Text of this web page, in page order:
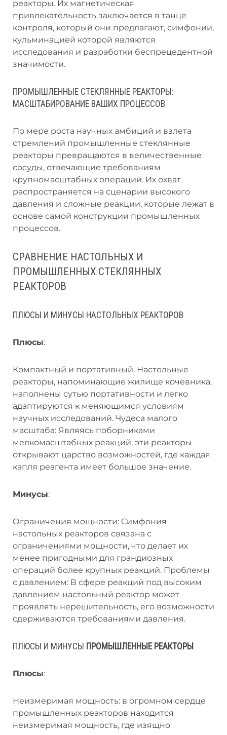
реакторы. Их магнетическая
привлекательность заключается в танце
контроля, который они предлагают, симфонии,
кульминацией которой являются
исследования и разработки беспрецедентной
значимости.
ПРОМЫШЛЕННЫЕ СТЕКЛЯННЫЕ РЕАКТОРЫ:
МАСШТАБИРОВАНИЕ ВАШИХ ПРОЦЕССОВ
По мере роста научных амбиций и взлета
стремлений промышленные стеклянные
реакторы превращаются в величественные
сосуды, отвечающие требованиям
крупномасштабных операций. Их охват
распространяется на сценарии высокого
давления и сложные реакции, которые лежат в
основе самой конструкции промышленных
процессов.
СРАВНЕНИЕ НАСТОЛЬНЫХ И
ПРОМЫШЛЕННЫХ СТЕКЛЯННЫХ
РЕАКТОРОВ
ПЛЮСЫ И МИНУСЫ НАСТОЛЬНЫХ РЕАКТОРОВ
Плюсы:
Компактный и портативный. Настольные
реакторы, напоминающие жилище кочевника,
наполнены сутью портативности и легко
адаптируются к меняющимся условиям
научных исследований. Чудеса малого
масштаба: Являясь поборниками
мелкомасштабных реакций, эти реакторы
открывают царство возможностей, где каждая
капля реагента имеет большое значение.
Минусы:
Ограничения мощности: Симфония
настольных реакторов связана с
ограничениями мощности, что делает их
менее пригодными для грандиозных
операций более крупных реакций. Проблемы
с давлением: В сфере реакций под высоким
давлением настольный реактор может
проявлять нерешительность, его возможности
сдерживаются требованиями давления.
ПЛЮСЫ И МИНУСЫ ПРОМЫШЛЕННЫЕ РЕАКТОРЫ
Плюсы:
Неизмеримая мощность: в огромном сердце
промышленных реакторов находится
неизмеримая мощность, где изящно